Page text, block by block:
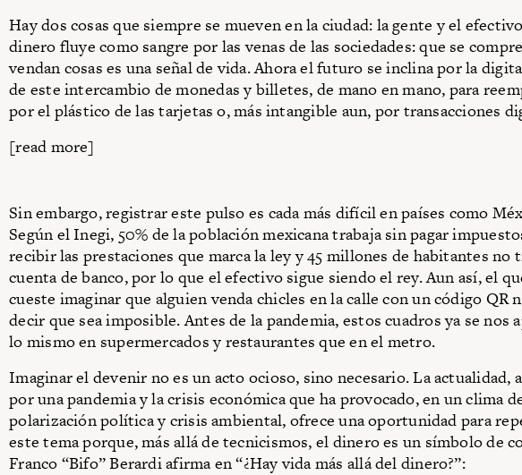
Hay dos cosas que siempre se mueven en la ciudad: la gente y el
dinero fluye como sangre por las venas de las sociedades: que se
vendan cosas es una señal de vida. Ahora el futuro se inclina por la
de este intercambio de monedas y billetes, de mano en mano, para
por el plástico de las tarjetas o, más intangible aun, por transacciones
[read more]
Sin embargo, registrar este pulso es cada más difícil en países como
Según el Inegi, 50% de la población mexicana trabaja sin pagar
recibir las prestaciones que marca la ley y 45 millones de habitantes no
cuenta de banco, por lo que el efectivo sigue siendo el rey. Aun así, el
cueste imaginar que alguien venda chicles en la calle con un código QR
decir que sea imposible. Antes de la pandemia, estos cuadros ya se nos
lo mismo en supermercados y restaurantes que en el metro.
Imaginar el devenir no es un acto ocioso, sino necesario. La actualidad,
por una pandemia y la crisis económica que ha provocado, en un clima
polarización política y crisis ambiental, ofrece una oportunidad para
este tema porque, más allá de tecnicismos, el dinero es un símbolo de
Franco “Bifo” Berardi afirma en “¿Hay vida más allá del dinero?”: